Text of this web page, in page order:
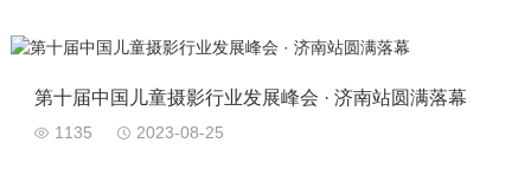
第十届中国儿童摄影行业发展峰会 · 济南站圆满落幕
1135 2023-08-25